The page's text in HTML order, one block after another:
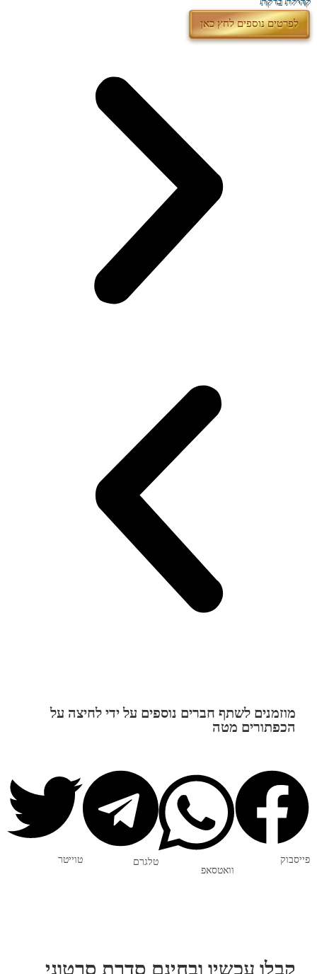
לפרטים נוספים לחץ כאן
מוזמנים לשתף חברים נוספים על ידי לחיצה על
הכפתורים מטה
פייסבוק
וואטסאפ
טלגרם טוייטר
קבלו עכשיו ובחינם סדרת סרטוני